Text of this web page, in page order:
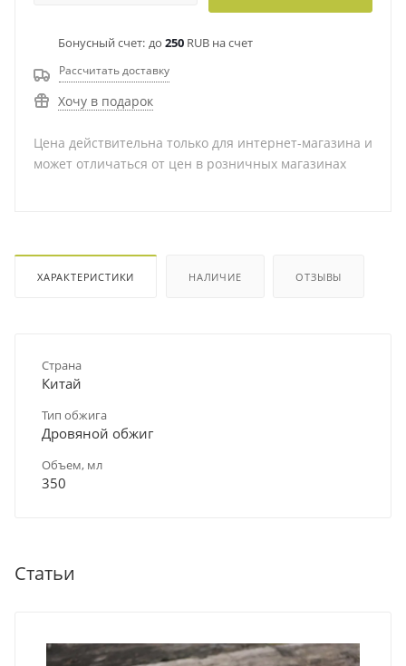
Бонусный счет: до 250 RUB на счет
Рассчитать доставку
Хочу в подарок
Цена действительна только для интернет-магазина и
может отличаться от цен в розничных магазинах
ХАРАКТЕРИСТИКИ НАЛИЧИЕ ОТЗЫВЫ
Страна
Китай
Тип обжига
Дровяной обжиг
Объем, мл
350
Статьи